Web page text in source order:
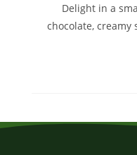
Delight in a
chocolate,